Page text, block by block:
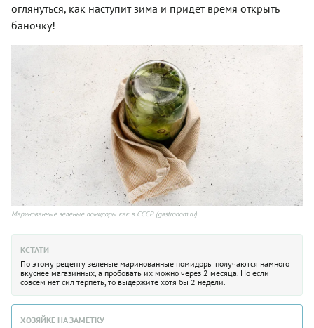
оглянуться, как наступит зима и придет время открыть
баночку!
Маринованные зеленые помидоры как в СССР (gastronom.ru)
КСТАТИ
По этому рецепту зеленые маринованные помидоры получаются намного
вкуснее магазинных, а пробовать их можно через 2 месяца. Но если
совсем нет сил терпеть, то выдержите хотя бы 2 недели.
ХОЗЯЙКЕ НА ЗАМЕТКУ